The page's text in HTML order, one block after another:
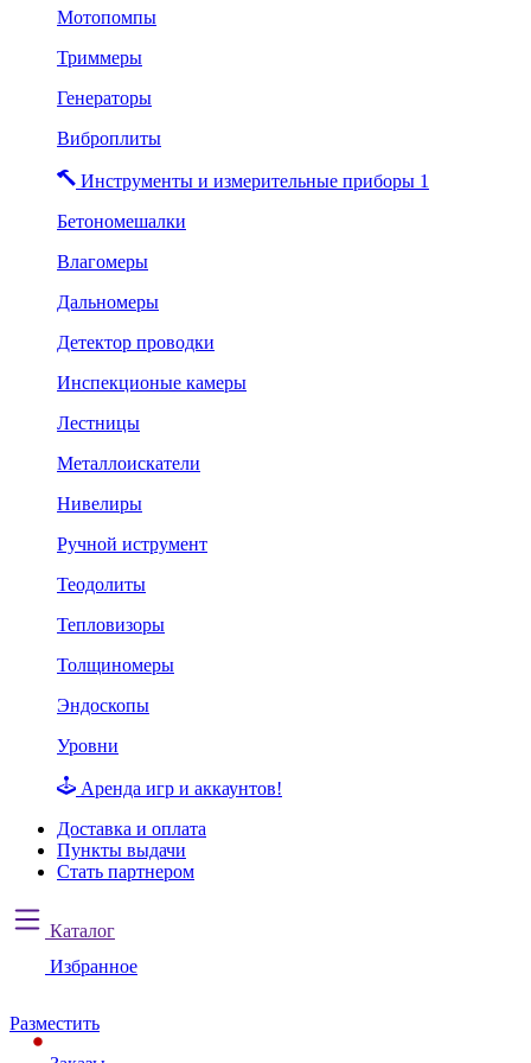
Мотопомпы
Триммеры
Генераторы
Виброплиты
Инструменты и измерительные приборы 1
Бетономешалки
Влагомеры
Дальномеры
Детектор проводки
Инспекционые камеры
Лестницы
Металлоискатели
Нивелиры
Ручной иструмент
Теодолиты
Тепловизоры
Толщиномеры
Эндоскопы
Уровни
Аренда игр и аккаунтов!
Доставка и оплата
Пункты выдачи
Стать партнером
Каталог
Избранное
Разместить